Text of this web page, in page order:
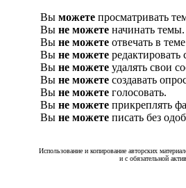
Вы можете просматривать
Вы не можете начинать темы.
Вы не можете отвечать в
Вы не можете
Вы не можете удалять свои
Вы не можете создавать
Вы не можете голосовать.
Вы не можете прикреплять
Вы не можете писать без
Использование и копирование авторских
и с обязательной